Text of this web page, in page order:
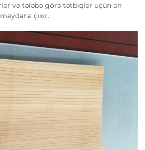
və tələbə görə tətbiqlər üçün ən
çıxır.